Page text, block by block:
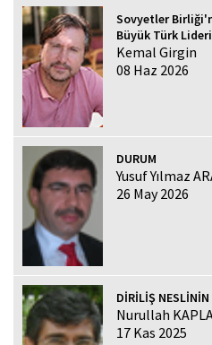
Sovyetler
Büyük Türk Lideri
Kemal Girgin
08 Haz 2026
DURUM
Yusuf Yılmaz
26 May 2026
DİRİLİŞ
Nurullah
17 Kas 2025